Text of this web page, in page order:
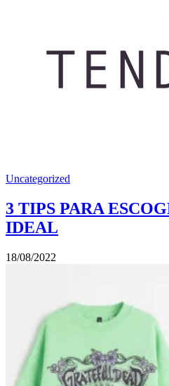
Uncategorized
3 TIPS PARA
IDEAL
18/08/2022